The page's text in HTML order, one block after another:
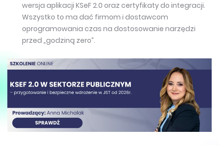
wersja aplikacji KSeF 2.0 oraz certyfikaty do integracji.
Wszystko to ma dać firmom i dostawcom
oprogramowania czas na dostosowanie narzędzi
przed „godziną zero”.